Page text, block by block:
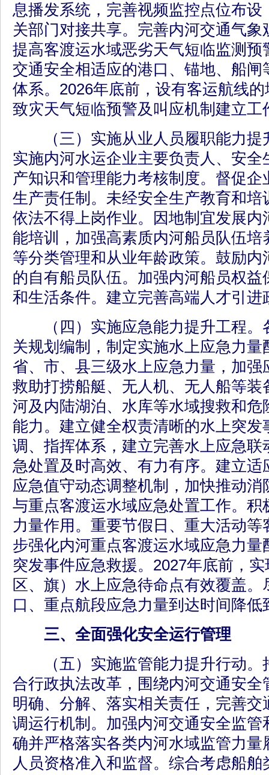
息播发系统，完善视频监控点位布
关部门对接共享。完善内河交通气
提高客渡运水域恶劣天气短临监测预
交通安全相适应的港口、锚地、船闸
体系。2026年底前，设有客运航线
致灾天气短临预警及叫应机制建立工
（三）实施从业人员履职能力提
实施内河水运企业主要负责人、安
产知识和管理能力考核制度。督促
生产责任制。未经安全生产教育和培
依法不得上岗作业。因地制宜发展内
能培训，加强高素质内河船员队伍培
等分类管理和从业年龄政策。鼓励
的自有船员队伍。加强内河船员权
和生活条件。建立完善高端人才引进
（四）实施应急能力提升工程。
关规划编制，制定实施水上应急力
省、市、县三级水上应急力量，加
救助打捞船艇、无人机、无人船等装
河及内陆湖泊、水库等水域搜救和危
能力。建立健全权责清晰的水上突发
调、指挥体系，建立完善水上应急联
急处置及时高效、有力有序。建立
应急值守动态调整机制，加快推动
与重点客渡运水域应急处置工作。积
力量作用。重要节假日、重大活动
步强化内河重点客渡运水域应急力
突发事件应急救援。2027年底前，
区、旗）水上应急待命点有效覆盖
口、重点航段应急力量到达时间降低
三、全面强化安全运行管理
（五）实施监管能力提升行动。
合行政执法改革，围绕内河交通安全
明确、分解、落实相关责任，完善
调运行机制。加强内河交通安全监管
确并严格落实各类内河水域监管力量
人员资格准入和监督。综合考虑船